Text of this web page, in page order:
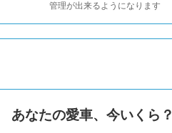
管理が出来るようになります
あなたの愛車、今いくら？